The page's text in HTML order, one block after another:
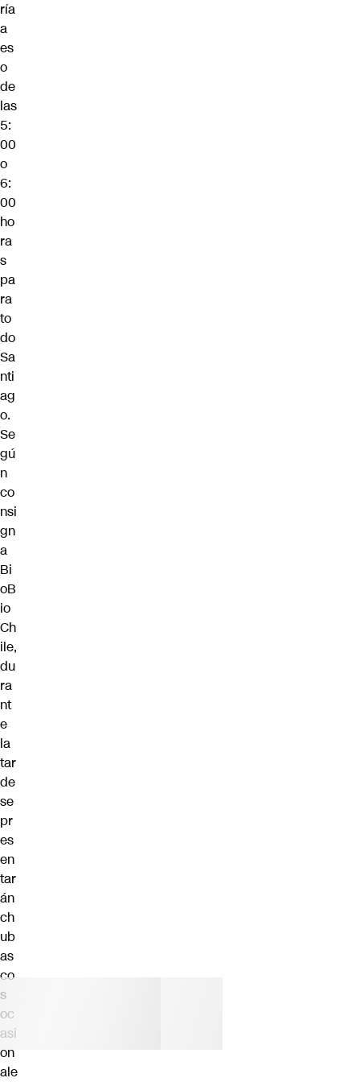
ría
a
es
o
de
las
5:
00
o
6:
00
ho
ra
s
pa
ra
to
do
Sa
nti
ag
o.
Se
gú
n
co
nsi
gn
a
Bi
oB
io
Ch
ile,
du
ra
nt
e
la
tar
de
se
pr
es
en
tar
án
ch
ub
as
co
s
oc
asi
on
ale